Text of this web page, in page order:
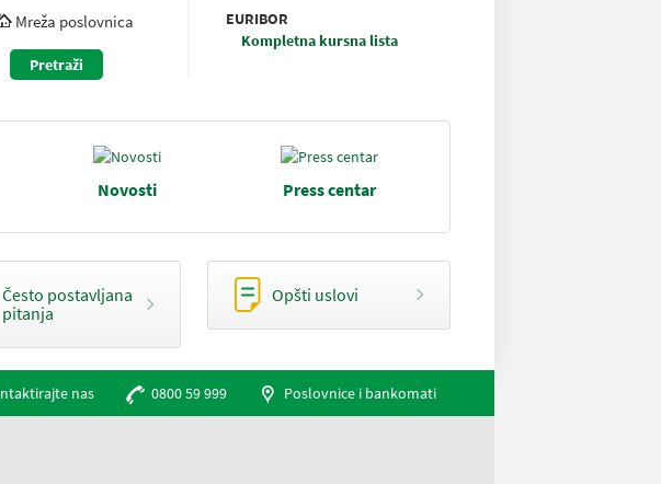
Mreža poslovnica
Pretraži
EURIBOR
Kompletna kursna lista
Novosti Press centar
Često postavljana
pitanja
Opšti uslovi
nas 0800 59 999 Poslovnice i bankomati